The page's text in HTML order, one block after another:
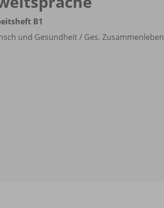
B1
und Gesundheit / Ges. Zusammenleben